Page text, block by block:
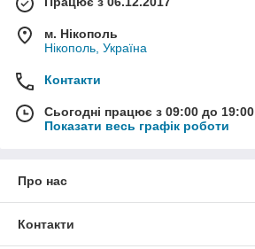
м. Нікополь
Нікополь, Україна
Контакти
Сьогодні працює з 09:00 до 19:00
Показати весь графік роботи
Про нас
Контакти